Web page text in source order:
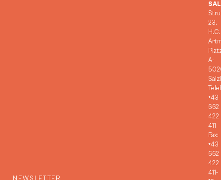
23,
H.C.
A-
+43
662
422
411
Fax:
+43
662
422
411-